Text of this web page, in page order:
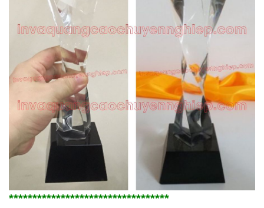
**********************************